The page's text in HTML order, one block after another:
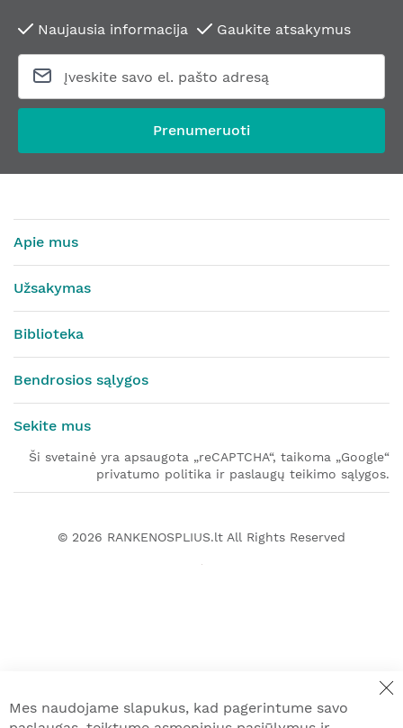
Naujausia informacija Gaukite atsakymus
Prenumeruoti
Apie mus
Užsakymas
Biblioteka
Bendrosios sąlygos
Sekite mus
Ši svetainė yra apsaugota „reCAPTCHA“, taikoma „Google“
privatumo politika ir paslaugų teikimo sąlygos.
© 2026 RANKENOSPLIUS.lt All Rights Reserved
Mes naudojame slapukus, kad pagerintume savo